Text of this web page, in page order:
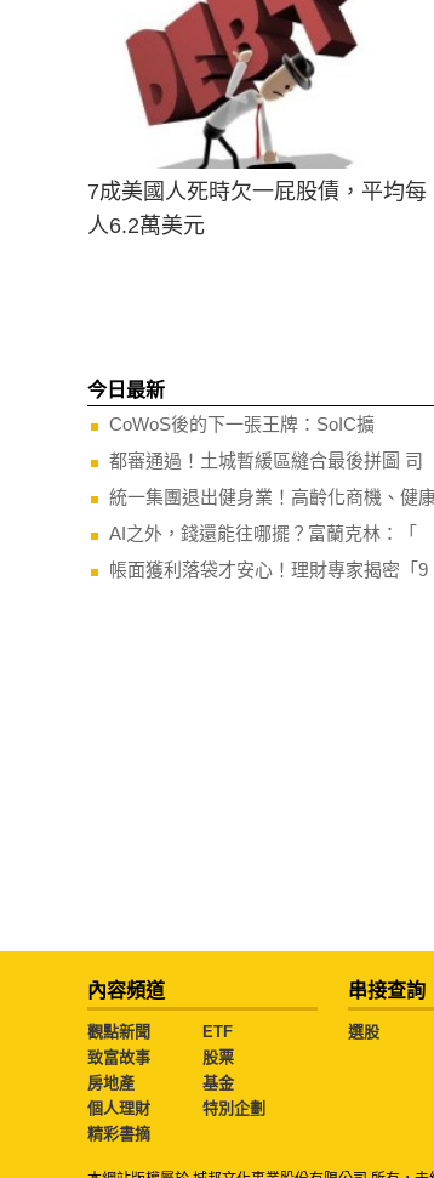
7成美國人死時欠一屁股債，平均每
人6.2萬美元
今日最新
CoWoS後的下一張王牌：SoIC擴
都審通過！土城暫緩區縫合最後拼圖 司
統一集團退出健身業！高齡化商機、健
AI之外，錢還能往哪擺？富蘭克林：「
帳面獲利落袋才安心！理財專家揭密「9
內容頻道
觀點新聞
ETF
致富故事
股票
房地產
基金
個人理財
特別企劃
精彩書摘
串接查詢
選股